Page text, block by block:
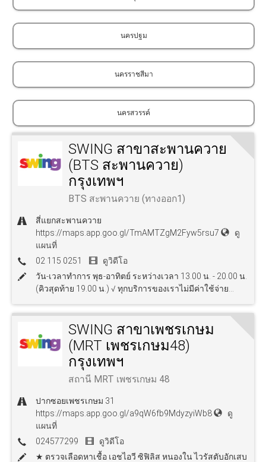
นครปฐม
นครราชสีมา
นครสวรรค์
SWING สาขาสะพานควาย
(BTS สะพานควาย)
กรุงเทพฯ
BTS สะพานควาย (ทางออก1)
สี่แยกสะพานควาย
https://maps.app.goo.gl/TmAMTZgM2Fyw5rsu7
ดู
แผนที่
02 115 0251
ดูวิดีโอ
วัน-เวลาทำการ พุธ-อาทิตย์ ระหว่างเวลา 13.00 น. - 20.00 น.
(คิวสุดท้าย 19.00 น.) √ ทุกบริการของเราไม่มีค่าใช้จ่าย...
SWING สาขาเพชรเกษม
(MRT เพชรเกษม48)
กรุงเทพฯ
สถานี MRT เพชรเกษม 48
ปากซอยเพชรเกษม 31
https://maps.app.goo.gl/a9qW6fb9MdyzyiWb8
ดู
แผนที่
024577299
ดูวิดีโอ
★ ตรวจเลือดหาเชื้อ เอชไอวี ซิฟิลิส หนองใน ไวรัสตับอักเสบ